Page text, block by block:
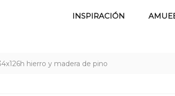
INSPIRACIÓN
hierro y madera de pino